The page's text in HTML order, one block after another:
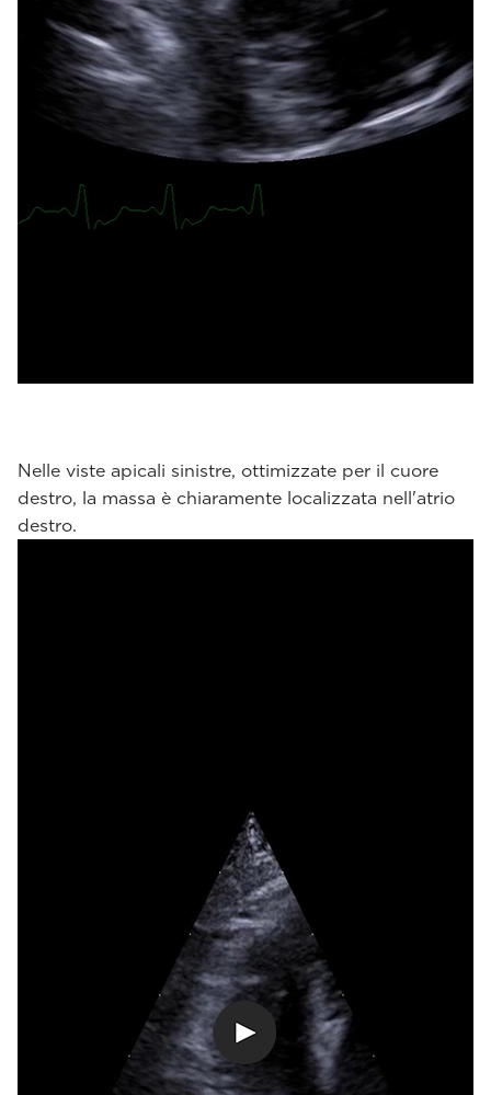
Nelle viste apicali sinistre, ottimizzate per il cuore
destro, la massa è chiaramente localizzata nell'atrio
destro.